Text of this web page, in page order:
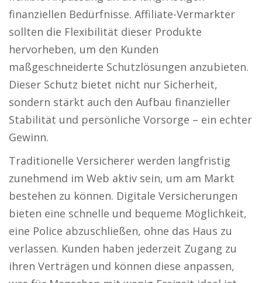
finanziellen Bedürfnisse. Affiliate-Vermarkter
sollten die Flexibilität dieser Produkte
hervorheben, um den Kunden
maßgeschneiderte Schutzlösungen anzubieten.
Dieser Schutz bietet nicht nur Sicherheit,
sondern stärkt auch den Aufbau finanzieller
Stabilität und persönliche Vorsorge – ein echter
Gewinn.
Traditionelle Versicherer werden langfristig
zunehmend im Web aktiv sein, um am Markt
bestehen zu können. Digitale Versicherungen
bieten eine schnelle und bequeme Möglichkeit,
eine Police abzuschließen, ohne das Haus zu
verlassen. Kunden haben jederzeit Zugang zu
ihren Verträgen und können diese anpassen,